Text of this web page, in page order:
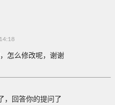
怎么修改呢，谢谢
，回答你的提问了